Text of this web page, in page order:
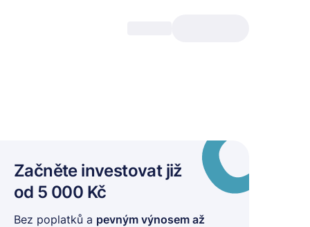
Začněte investovat již
od 5 000 Kč
Bez poplatků a pevným výnosem až